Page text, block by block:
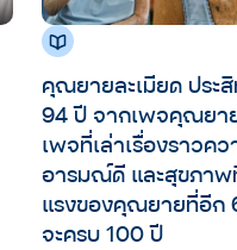
คุณยายละเมียด ประ
94 ปี จากเพจคุณยา
เพจที่เล่าเรื่องราวค
อารมณ์ดี และสุขภาพ
แรงของคุณยายที่อีก
จะครบ 100 ปี